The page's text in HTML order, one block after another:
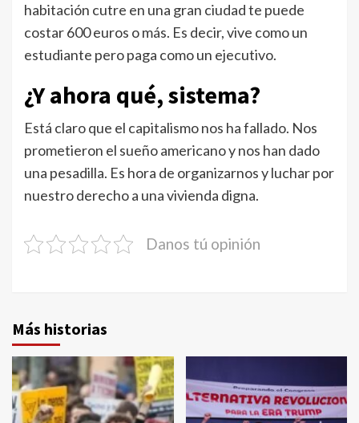
habitación cutre en una gran ciudad te puede
costar 600 euros o más. Es decir, vive como un
estudiante pero paga como un ejecutivo.
¿Y ahora qué, sistema?
Está claro que el capitalismo nos ha fallado. Nos
prometieron el sueño americano y nos han dado
una pesadilla. Es hora de organizarnos y luchar por
nuestro derecho a una vivienda digna.
Danos tú opinión
Más historias